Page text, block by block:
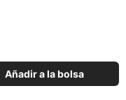
Añadir a la bolsa